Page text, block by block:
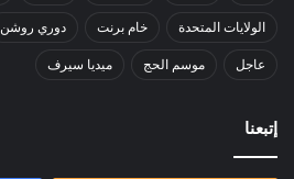
الولايات المتحدة خام برنت دوري روشن
عاجل موسم الحج ميديا سيرف
إتبعنا